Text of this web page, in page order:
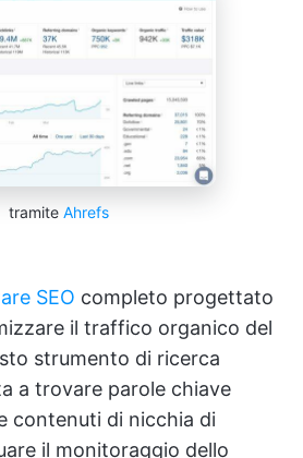
tramite Ahrefs
SEO completo progettato
il traffico organico del
strumento di ricerca
a trovare parole chiave
contenuti di nicchia di
il monitoraggio dello